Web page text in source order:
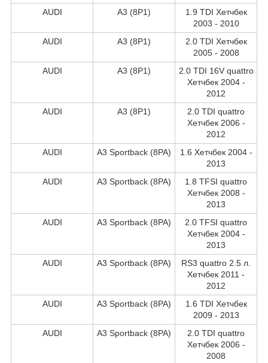
AUDI
A3 (8P1)
1.9 TDI Хетчбек
2003 - 2010
AUDI
A3 (8P1)
2.0 TDI Хетчбек
2005 - 2008
AUDI
A3 (8P1)
2.0 TDI 16V quattro
Хетчбек 2004 -
2012
AUDI
A3 (8P1)
2.0 TDI quattro
Хетчбек 2006 -
2012
AUDI
A3 Sportback (8PA)
1.6 Хетчбек 2004 -
2013
AUDI
A3 Sportback (8PA)
1.8 TFSI quattro
Хетчбек 2008 -
2013
AUDI
A3 Sportback (8PA)
2.0 TFSI quattro
Хетчбек 2004 -
2013
AUDI
A3 Sportback (8PA)
RS3 quattro 2.5 л.
Хетчбек 2011 -
2012
AUDI
A3 Sportback (8PA)
1.6 TDI Хетчбек
2009 - 2013
AUDI
A3 Sportback (8PA)
2.0 TDI quattro
Хетчбек 2006 -
2008